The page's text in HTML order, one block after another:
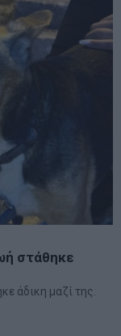
στάθηκε
άδικη μαζί της.